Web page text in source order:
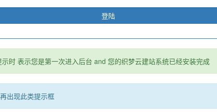
示时 表示您是第一次进入后台 and 您的织梦云建站系统已经安装完成
出现此类提示框